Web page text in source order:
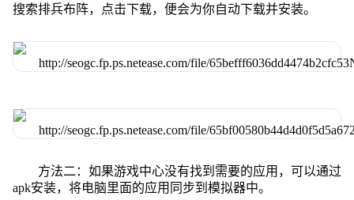
搜索排兵布阵，点击下载，便会为你自动下载并安装。
方法二：如果游戏中心没有找到需要的应用，可以通过
apk安装，将电脑里面的应用同步到模拟器中。